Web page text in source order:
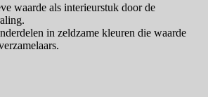
waarde als interieurstuk door de
in zeldzame kleuren die waarde